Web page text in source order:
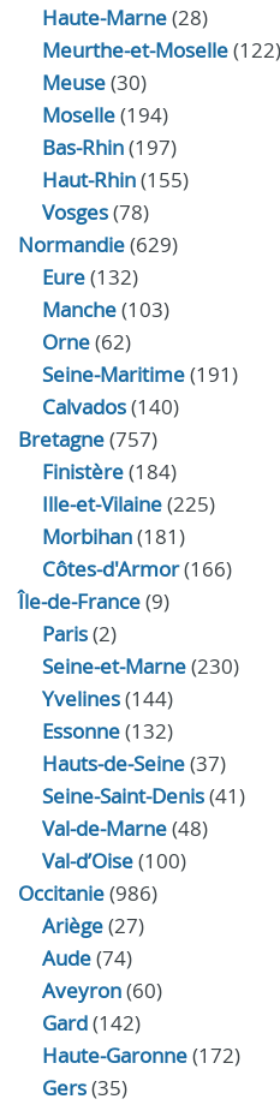
Haute-Marne(28)
Meurthe-et-Moselle(122)
Meuse(30)
Moselle(194)
Bas-Rhin(197)
Haut-Rhin(155)
Vosges(78)
Normandie(629)
Eure(132)
Manche(103)
Orne(62)
Seine-Maritime(191)
Calvados(140)
Bretagne(757)
Finistère(184)
Ille-et-Vilaine(225)
Morbihan(181)
Côtes-d'Armor(166)
Île-de-France(9)
Paris(2)
Seine-et-Marne(230)
Yvelines(144)
Essonne(132)
Hauts-de-Seine(37)
Seine-Saint-Denis(41)
Val-de-Marne(48)
Val-d’Oise(100)
Occitanie(986)
Ariège(27)
Aude(74)
Aveyron(60)
Gard(142)
Haute-Garonne(172)
Gers(35)